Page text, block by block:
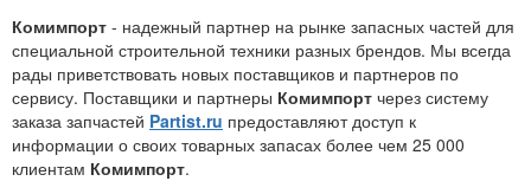
Комимпорт - надежный партнер на рынке запасных частей для
специальной строительной техники разных брендов. Мы всегда
рады приветствовать новых поставщиков и партнеров по
сервису. Поставщики и партнеры Комимпорт через систему
заказа запчастей Partist.ru предоставляют доступ к
информации о своих товарных запасах более чем 25 000
клиентам Комимпорт.